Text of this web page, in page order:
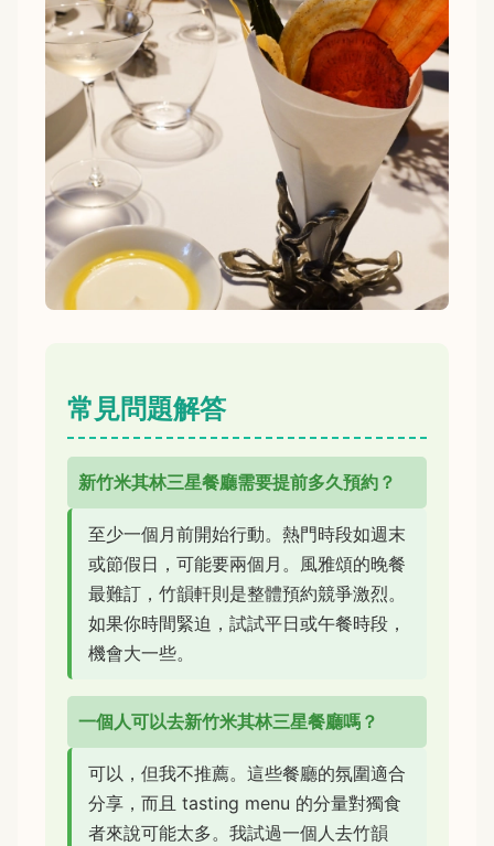
常見問題解答
新竹米其林三星餐廳需要提前多久預約？
至少一個月前開始行動。熱門時段如週末
或節假日，可能要兩個月。風雅頌的晚餐
最難訂，竹韻軒則是整體預約競爭激烈。
如果你時間緊迫，試試平日或午餐時段，
機會大一些。
一個人可以去新竹米其林三星餐廳嗎？
可以，但我不推薦。這些餐廳的氛圍適合
分享，而且 tasting menu 的分量對獨食
者來說可能太多。我試過一個人去竹韻